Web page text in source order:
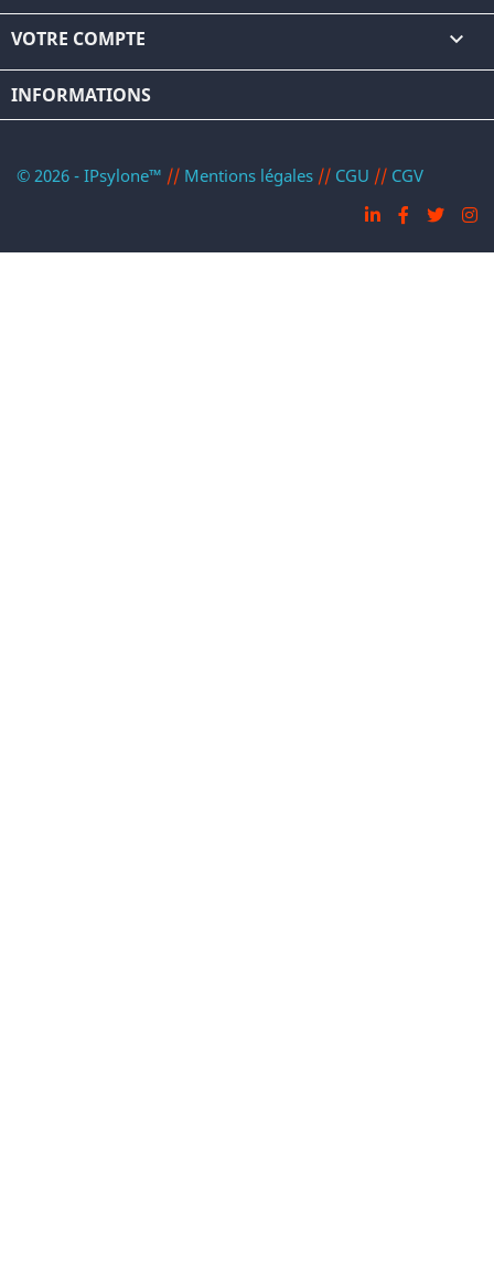
VOTRE COMPTE 
INFORMATIONS
© 2026 - IPsylone™ // Mentions légales // CGU // CGV